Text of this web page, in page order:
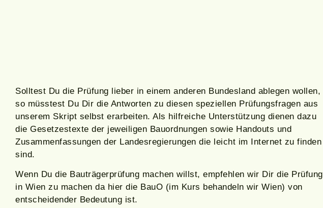
Solltest Du die Prüfung lieber in einem anderen Bundesland ablegen wollen,
so müsstest Du Dir die Antworten zu diesen speziellen Prüfungsfragen aus
unserem Skript selbst erarbeiten. Als hilfreiche Unterstützung dienen dazu
die Gesetzestexte der jeweiligen Bauordnungen sowie Handouts und
Zusammenfassungen der Landesregierungen die leicht im Internet zu finden
sind.
Wenn Du die Bauträgerprüfung machen willst, empfehlen wir Dir die Prüfung
in Wien zu machen da hier die BauO (im Kurs behandeln wir Wien) von
entscheidender Bedeutung ist.